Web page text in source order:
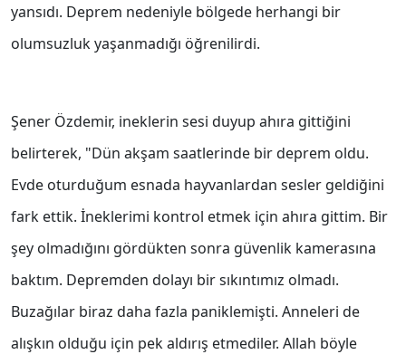
yansıdı. Deprem nedeniyle bölgede herhangi bir
olumsuzluk yaşanmadığı öğrenilirdi.
Şener Özdemir, ineklerin sesi duyup ahıra gittiğini
belirterek, "Dün akşam saatlerinde bir deprem oldu.
Evde oturduğum esnada hayvanlardan sesler geldiğini
fark ettik. İneklerimi kontrol etmek için ahıra gittim. Bir
şey olmadığını gördükten sonra güvenlik kamerasına
baktım. Depremden dolayı bir sıkıntımız olmadı.
Buzağılar biraz daha fazla paniklemişti. Anneleri de
alışkın olduğu için pek aldırış etmediler. Allah böyle